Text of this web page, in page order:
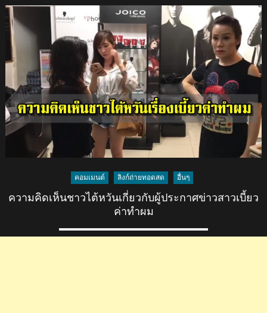
คอมเมนต์ ลิงก์ถ่ายทอดสด อื่นๆ
ความคิดเห็นชาวไต้หวันเกี่ยวกับผู้ประกาศข่าวสาวเบี้ยว
ค่าทำผม